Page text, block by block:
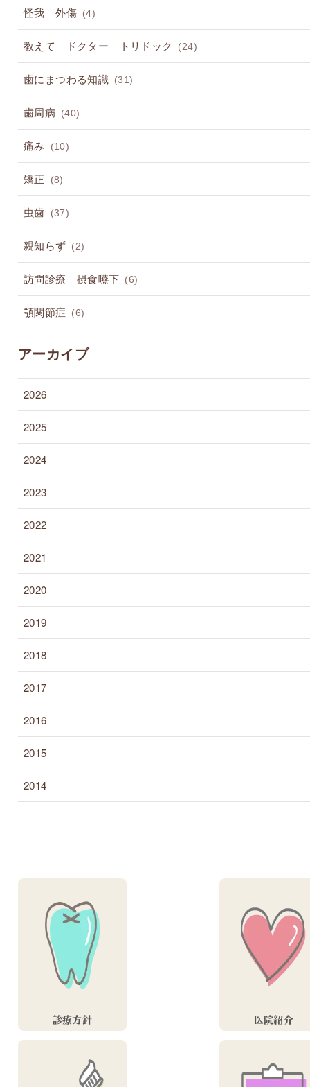
怪我 外傷 (4)
教えて ドクター トリドック (24)
歯にまつわる知識 (31)
歯周病 (40)
痛み (10)
矯正 (8)
虫歯 (37)
親知らず (2)
訪問診療 摂食嚥下 (6)
顎関節症 (6)
アーカイブ
2026
2025
2024
2023
2022
2021
2020
2019
2018
2017
2016
2015
2014
診療方針 医院紹介